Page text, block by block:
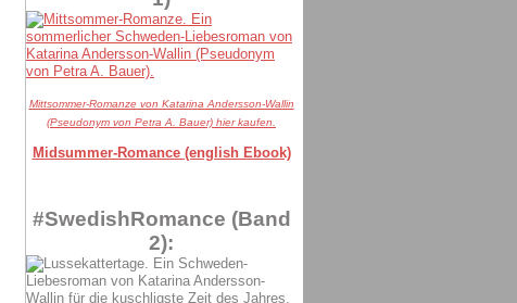
Mittsommer-Romanze von Katarina Andersson-Wallin
(Pseudonym von Petra A. Bauer) hier kaufen.
Midsummer-Romance (english Ebook)
#SwedishRomance (Band
2):